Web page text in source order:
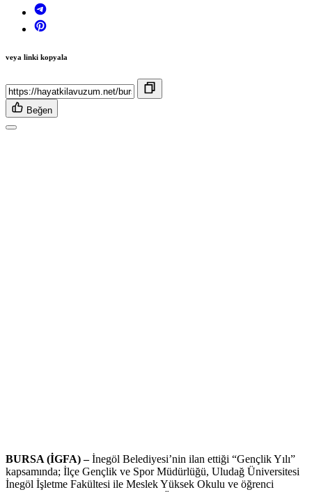
veya linki kopyala
Beğen
BURSA (İGFA) –İnegöl Belediyesi’nin ilan ettiği “Gençlik Yılı”
kapsamında; İlçe Gençlik ve Spor Müdürlüğü, Uludağ Üniversitesi
İnegöl İşletme Fakültesi ile Meslek Yüksek Okulu ve öğrenci